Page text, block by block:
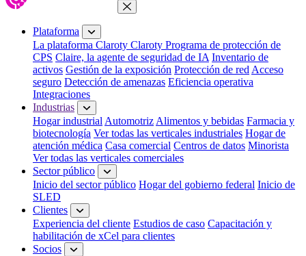
Cerrar menú
Plataforma
La plataforma Claroty Claroty Programa de protección de
CPS Claire, la agente de seguridad de IA Inventario de
activos Gestión de la exposición Protección de redAcceso
seguro Detección de amenazas Eficiencia operativa
Integraciones
Industrias
Hogar industrialAutomotrizAlimentos y bebidas Farmacia y
biotecnología Ver todas las verticales industriales Hogar de
atención médica Casa comercial Centros de datos Minorista
Ver todas las verticales comerciales
Sector público
Inicio del sector público Hogar del gobierno federal Inicio de
SLED
Clientes
Experiencia del cliente Estudios de caso Capacitación y
habilitación de xCel para clientes
Socios